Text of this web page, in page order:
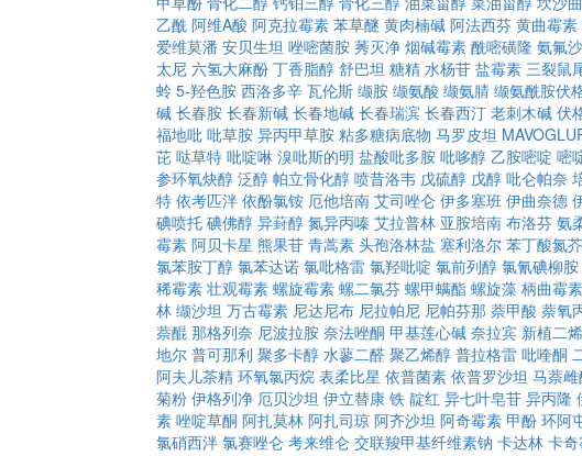
乙酰 阿维A酸 阿克拉霉素 苯草醚 黄肉楠碱 阿法西芬 黄曲霉素
爱维莫潘 安贝生坦 唑嘧菌胺 莠灭净 烟碱霉素 酰嘧磺隆 氨氟
太尼 六氢大麻酚 丁香脂醇 舒巴坦 糖精 水杨苷 盐霉素 三裂鼠
蛉 5-羟色胺 西洛多辛 瓦伦斯 缬胺 缬氨酸 缬氨腈 缬氨酰胺伏
碱 长春胺 长春新碱 长春地碱 长春瑞滨 长春西汀 老刺木碱 伏
福地吡 吡草胺 异丙甲草胺 粘多糖病底物 马罗皮坦
芘 哒草特 吡啶啉 溴吡斯的明 盐酸吡多胺 吡哆醇 乙胺嘧啶 嘧
参环氧炔醇 泛醇 帕立骨化醇 喷昔洛韦 戊硫醇 戊醇 吡仑帕奈
特 依考匹泮 依酚氯铵 厄他培南 艾司唑仑 伊多塞班 伊曲奈德
碘喷托 碘佛醇 异葑醇 氮异丙嗪 艾拉普林 亚胺培南 布洛芬 氨
霉素 阿贝卡星 熊果苷 青蒿素 头孢洛林盐 塞利洛尔 苯丁酸氮芥
氯苯胺丁醇 氯苯达诺 氯吡格雷 氯羟吡啶 氯前列醇 氯氰碘柳胺
稀霉素 壮观霉素 螺旋霉素 螺二氯芬 螺甲螨酯 螺旋藻 柄曲霉素
林 缬沙坦 万古霉素 尼达尼布 尼拉帕尼 尼帕芬那 萘甲酸 萘氧
萘醌 那格列奈 尼波拉胺 奈法唑酮 甲基莲心碱 奈拉宾 新植二烯
地尔 普可那利 聚多卡醇 水蓼二醛 聚乙烯醇 普拉格雷 吡喹酮
阿夫儿茶精 环氧氯丙烷 表柔比星 依普菌素 依普罗沙坦 马萘雌
菊粉 伊格列净 厄贝沙坦 伊立替康 铁 靛红 异七叶皂苷 异丙隆
素 唑啶草酮 阿扎莫林 阿扎司琼 阿齐沙坦 阿奇霉素 甲酚 环阿
氯硝西泮 氯赛唑仑 考来维仑 交联羧甲基纤维素钠 卡达林 卡